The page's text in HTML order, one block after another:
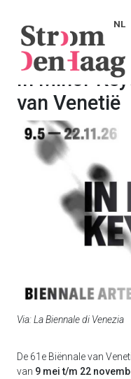
NL
In Minor
van Venetië
Via: La Biennale di Venezia
De 61e Biënnale van
van 9 mei t/m 22